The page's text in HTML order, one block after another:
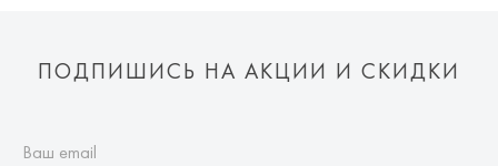
ПОДПИШИСЬ НА АКЦИИ И СКИДКИ
Ваш email